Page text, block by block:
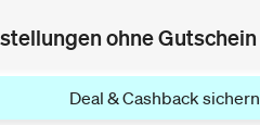
ohne Gutschein
Deal & Cashback sichern